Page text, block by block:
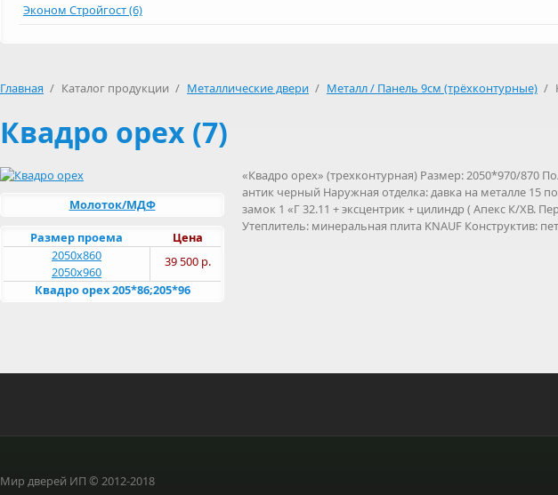
Эконом Стройгост (6)
Главная / Каталог продукции / Металлические двери / Металл / Панель 9см (трёхконтурные) /
Квадро орех (7)
Молоток/МДФ
Цена
Размер проема
39 500 р.
2050х860
2050х960
Квадро орех 205*86;205*96
«Квадро орех» (трехконтурная) Размер: 2050*970/870
антик черный Наружная отделка: давка на металле 15
замок 1 «Г 32.11 + эксцентрик + цилиндр ( Апекс К/ХВ.
Утеплитель: минеральная плита KNAUF Конструктив:
Мир дверей ИП © 2012-2018